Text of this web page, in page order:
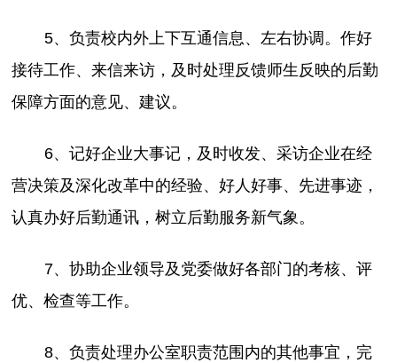
5、负责校内外上下互通信息、左右协调。作好
接待工作、来信来访，及时处理反馈师生反映的后勤
保障方面的意见、建议。
6、记好企业大事记，及时收发、采访企业在经
营决策及深化改革中的经验、好人好事、先进事迹，
认真办好后勤通讯，树立后勤服务新气象。
7、协助企业领导及党委做好各部门的考核、评
优、检查等工作。
8、负责处理办公室职责范围内的其他事宜，完